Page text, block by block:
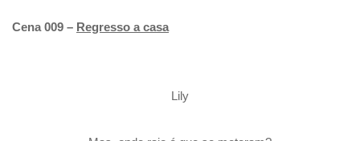
Cena 009 – Regresso a casa
Lily